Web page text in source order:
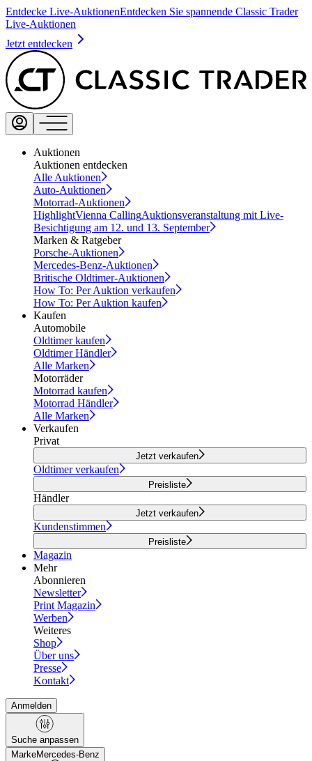
Entdecke Live-AuktionenEntdecken Sie spannende Classic Trader
Live-Auktionen
Jetzt entdecken
Auktionen
Auktionen entdecken
Alle Auktionen
Auto-Auktionen
Motorrad-Auktionen
HighlightVienna CallingAuktionsveranstaltung mit Live-
Besichtigung am 12. und 13. September
Marken & Ratgeber
Porsche-Auktionen
Mercedes-Benz-Auktionen
Britische Oldtimer-Auktionen
How To: Per Auktion verkaufen
How To: Per Auktion kaufen
Kaufen
Automobile
Oldtimer kaufen
Oldtimer Händler
Alle Marken
Motorräder
Motorrad kaufen
Motorrad Händler
Alle Marken
Verkaufen
Privat
Jetzt verkaufen
Oldtimer verkaufen
Preisliste
Händler
Jetzt verkaufen
Kundenstimmen
Preisliste
Magazin
Mehr
Abonnieren
Newsletter
Print Magazin
Werben
Weiteres
Shop
Über uns
Presse
Kontakt
Anmelden
Suche anpassen
MarkeMercedes-Benz